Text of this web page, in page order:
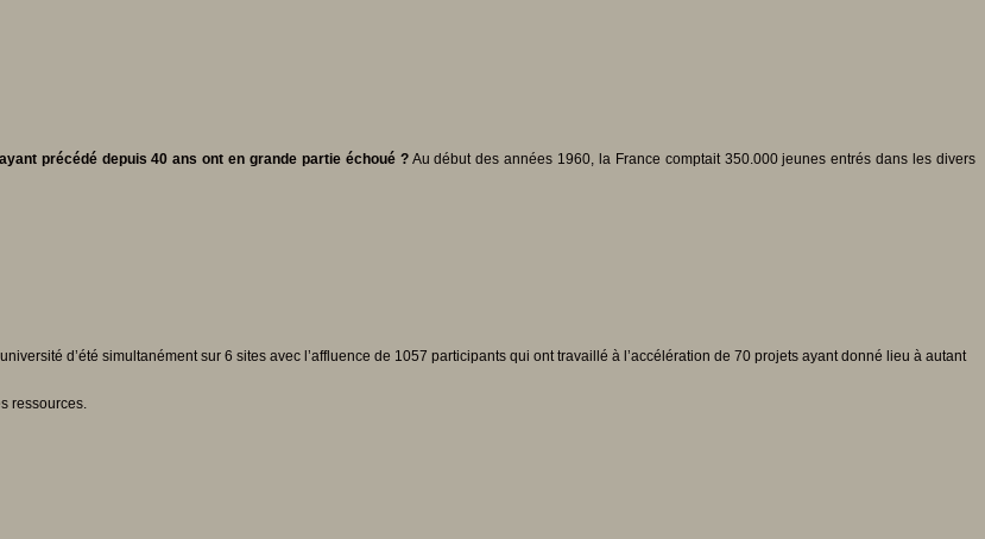
précédé depuis 40 ans ont en grande partie échoué ?Au début des années 1960, la France comptait 350.000 jeunes entrés dans les divers
d’été simultanément sur 6 sites avec l’affluence de 1057 participants qui ont travaillé à l’accélération de 70 projets ayant donné lieu à autant
ressources.